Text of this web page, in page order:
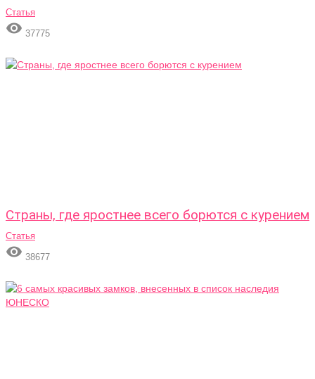
Статья
 37775
Страны, где яростнее всего борются с курением
Статья
 38677